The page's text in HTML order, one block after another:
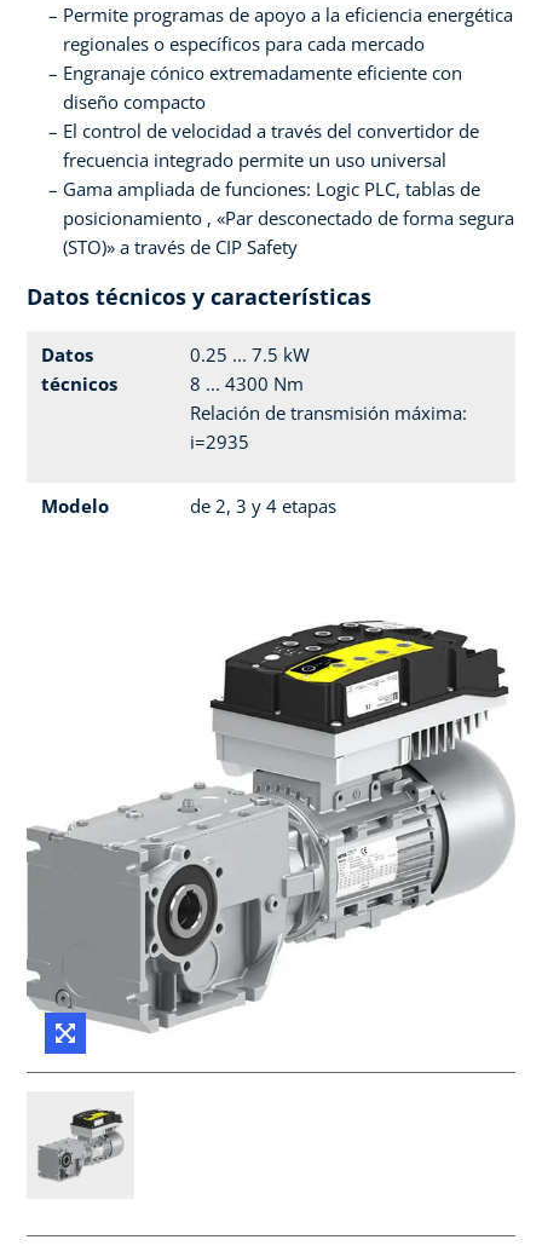
Permite programas de apoyo a la eficiencia energética
regionales o específicos para cada mercado
Engranaje cónico extremadamente eficiente con
diseño compacto
El control de velocidad a través del convertidor de
frecuencia integrado permite un uso universal
Gama ampliada de funciones: Logic PLC, tablas de
posicionamiento , «Par desconectado de forma segura
(STO)» a través de CIP Safety
Datos técnicos y características
Datos
técnicos
0.25 ... 7.5 kW
8 ... 4300 Nm
Relación de transmisión máxima:
i=2935
Modelo de 2, 3 y 4 etapas